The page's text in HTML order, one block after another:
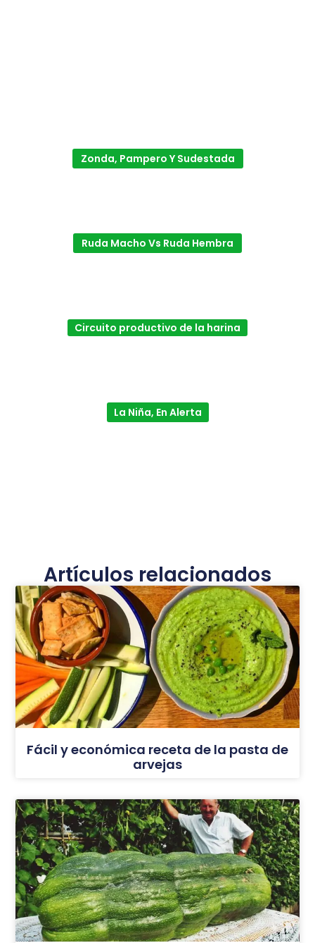
Zonda, Pampero Y Sudestada
Ruda Macho Vs Ruda Hembra
Circuito productivo de la harina
La Niña, En Alerta
Artículos relacionados
Fácil y económica receta de la pasta de
arvejas